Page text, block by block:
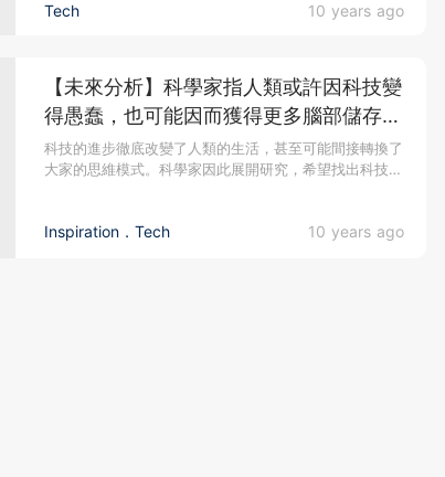
Tech 10 years ago
Inspiration．Tech 10 years ago
【未來分析】科學家指人類或許因科技變
得愚蠢，也可能因而獲得更多腦部儲存空
間
科技的進步徹底改變了人類的生活，甚至可能間接轉換了
大家的思維模式。科學家因此展開研究，希望找出科技對